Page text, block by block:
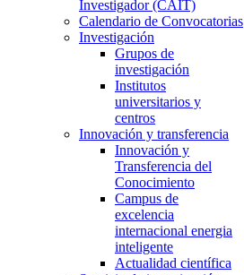
Investigador (CAIT)
Calendario de Convocatorias
Investigación
Grupos de
investigación
Institutos
universitarios y
centros
Innovación y transferencia
Innovación y
Transferencia del
Conocimiento
Campus de
excelencia
internacional energia
inteligente
Actualidad científica